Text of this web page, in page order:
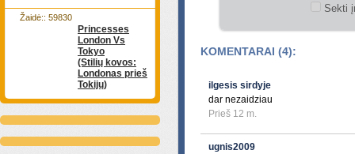
Princesses
London Vs
Tokyo
(Stilių kovos:
Londonas prieš
Tokijų)
Žaidė:: 59830
Sekti
KOMENTARAI (4):
ilgesis sirdyje
dar nezaidziau
Prieš 12 m.
ugnis2009